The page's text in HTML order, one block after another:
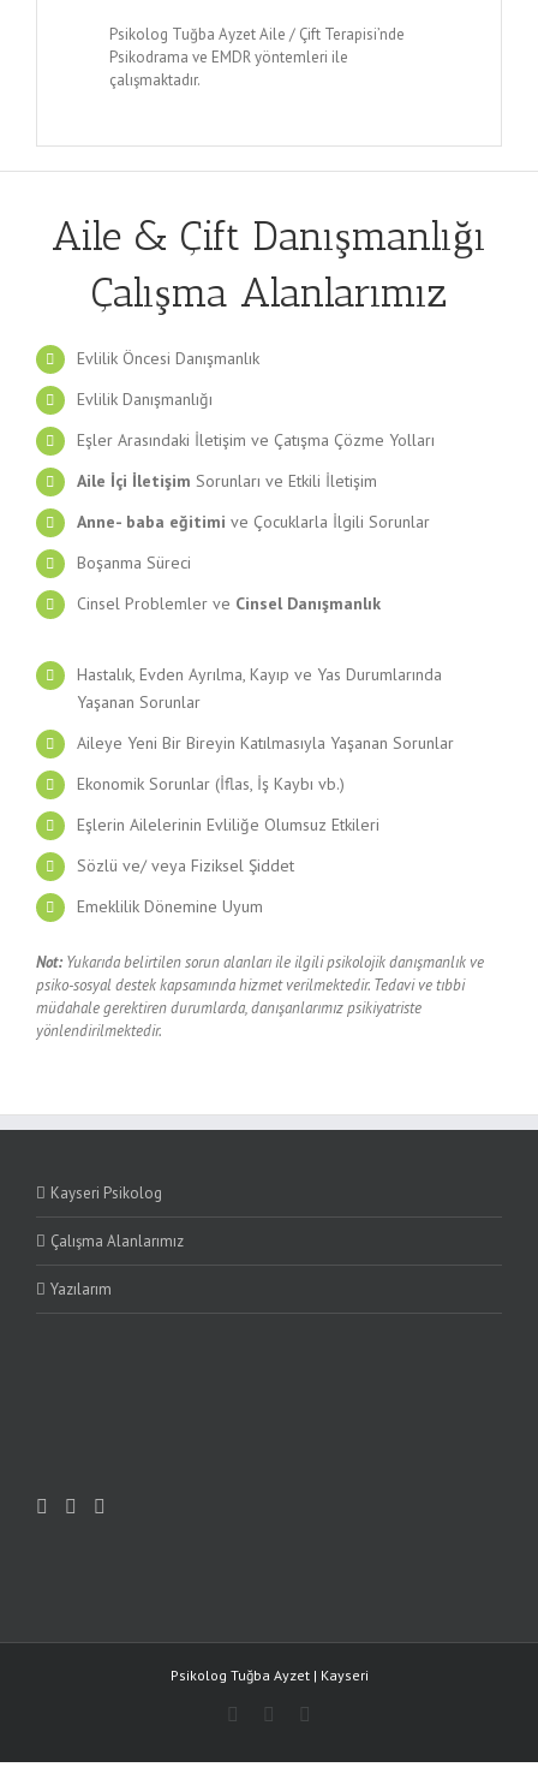
Psikolog Tuğba Ayzet Aile / Çift Terapisi’nde
Psikodrama ve EMDR yöntemleri ile
çalışmaktadır.
Aile & Çift Danışmanlığı
Çalışma Alanlarımız
Evlilik Öncesi Danışmanlık
Evlilik Danışmanlığı
Eşler Arasındaki İletişim ve Çatışma Çözme Yolları
Aile İçi İletişim Sorunları ve Etkili İletişim
Anne- baba eğitimi ve Çocuklarla İlgili Sorunlar
Boşanma Süreci
Cinsel Problemler ve Cinsel Danışmanlık
Hastalık, Evden Ayrılma, Kayıp ve Yas Durumlarında
Yaşanan Sorunlar
Aileye Yeni Bir Bireyin Katılmasıyla Yaşanan Sorunlar
Ekonomik Sorunlar (İflas, İş Kaybı vb.)
Eşlerin Ailelerinin Evliliğe Olumsuz Etkileri
Sözlü ve/ veya Fiziksel Şiddet
Emeklilik Dönemine Uyum
Not: Yukarıda belirtilen sorun alanları ile ilgili psikolojik danışmanlık ve
psiko-sosyal destek kapsamında hizmet verilmektedir. Tedavi ve tıbbi
müdahale gerektiren durumlarda, danışanlarımız psikiyatriste
yönlendirilmektedir.
Kayseri Psikolog
Çalışma Alanlarımız
Yazılarım
Psikolog Tuğba Ayzet | Kayseri
InstagramFacebook